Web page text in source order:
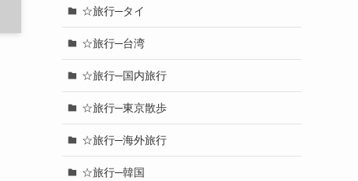
☆旅行─タイ
☆旅行─台湾
☆旅行─国内旅行
☆旅行─東京散歩
☆旅行─海外旅行
☆旅行─韓国